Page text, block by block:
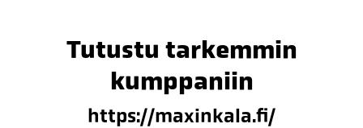
Tutustu tarkemmin
kumppaniin
https://maxinkala.fi/